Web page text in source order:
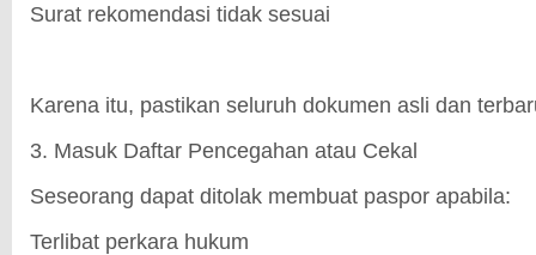
Surat rekomendasi tidak sesuai
Karena itu, pastikan seluruh dokumen asli dan
3. Masuk Daftar Pencegahan atau Cekal
Seseorang dapat ditolak membuat paspor apabila:
Terlibat perkara hukum